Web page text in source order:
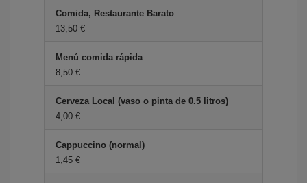
Comida, Restaurante Barato
13,50 €
Menú comida rápida
8,50 €
Cerveza Local (vaso o pinta de 0.5 litros)
4,00 €
Cappuccino (normal)
1,45 €